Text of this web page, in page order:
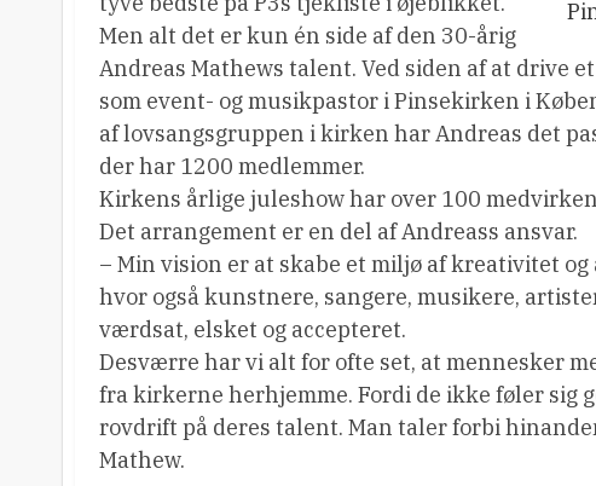
Men alt det er kun én side af den 30-årig
Andreas Mathews talent. Ved siden af at drive
som event- og musikpastor i Pinsekirken i
af lovsangsgruppen i kirken har Andreas det
der har 1200 medlemmer.
Kirkens årlige juleshow har over 100
Det arrangement er en del af Andreass ansvar.
– Min vision er at skabe et miljø af kreativitet
hvor også kunstnere, sangere, musikere,
værdsat, elsket og accepteret.
Desværre har vi alt for ofte set, at mennesker
fra kirkerne herhjemme. Fordi de ikke føler sig
rovdrift på deres talent. Man taler forbi
Mathew.